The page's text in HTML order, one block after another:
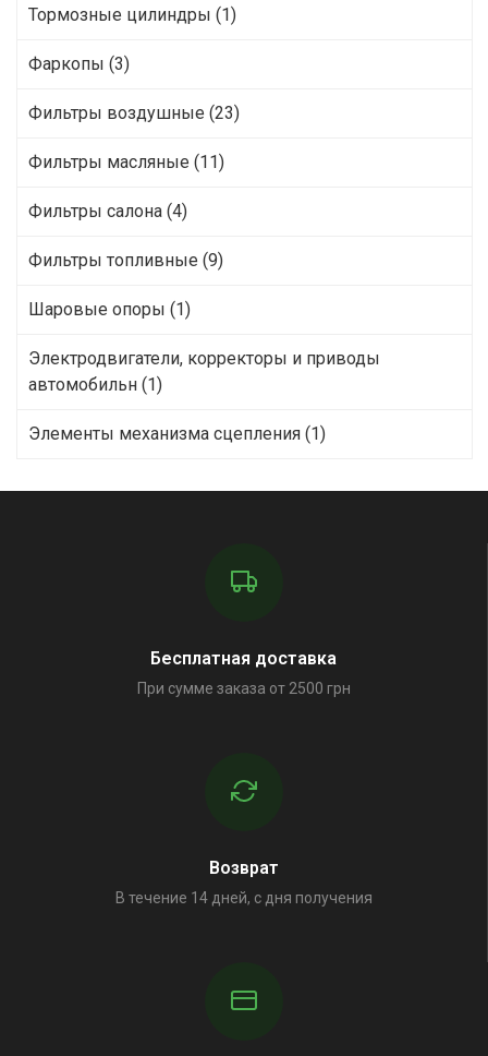
Тормозные цилиндры (1)
Фаркопы (3)
Фильтры воздушные (23)
Фильтры масляные (11)
Фильтры салона (4)
Фильтры топливные (9)
Шаровые опоры (1)
Электродвигатели, корректоры и приводы
автомобильн (1)
Элементы механизма сцепления (1)
Бесплатная доставка
При сумме заказа от 2500 грн
Возврат
В течение 14 дней, с дня получения